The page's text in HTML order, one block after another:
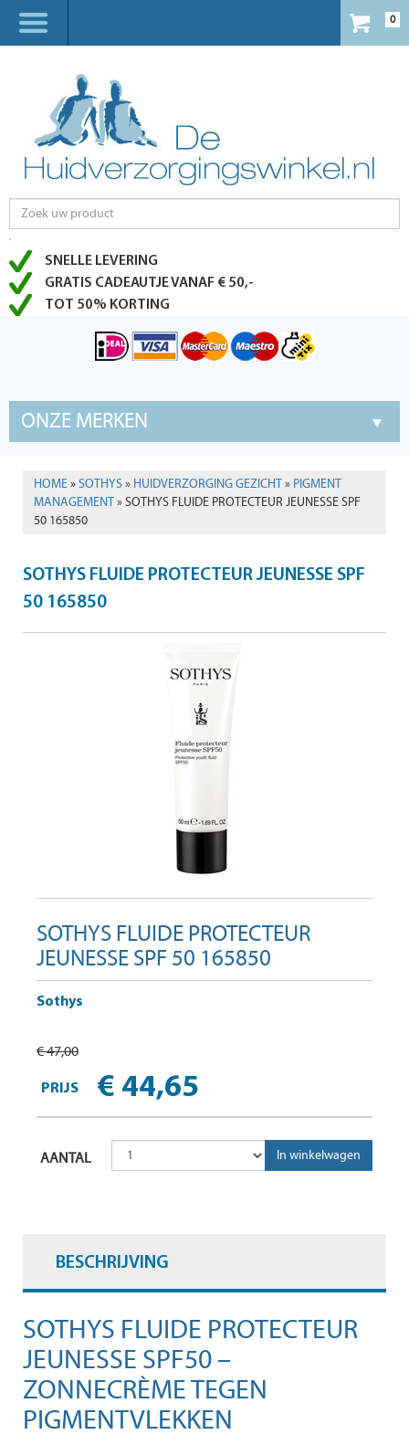
0
SNELLE LEVERING
GRATIS CADEAUTJE VANAF € 50,-
TOT 50% KORTING
ONZE MERKEN
HOME»SOTHYS» HUIDVERZORGING GEZICHT» PIGMENT
MANAGEMENT» SOTHYS FLUIDE PROTECTEUR JEUNESSE SPF
50 165850
SOTHYS FLUIDE PROTECTEUR JEUNESSE SPF
50 165850
SOTHYS FLUIDE PROTECTEUR
JEUNESSE SPF 50 165850
Sothys
€ 47,00
PRIJS € 44,65
AANTAL
BESCHRIJVING
SOTHYS FLUIDE PROTECTEUR
JEUNESSE SPF50 –
ZONNECRÈME TEGEN
PIGMENTVLEKKEN